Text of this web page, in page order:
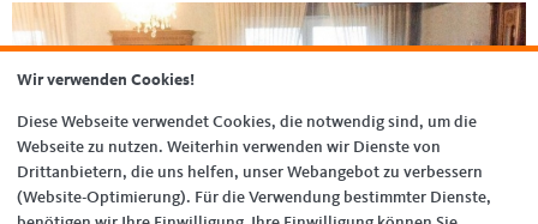
Wir verwenden Cookies!
Diese Webseite verwendet Cookies, die notwendig sind, um die
Webseite zu nutzen. Weiterhin verwenden wir Dienste von
Drittanbietern, die uns helfen, unser Webangebot zu verbessern
(Website-Optimierung). Für die Verwendung bestimmter Dienste,